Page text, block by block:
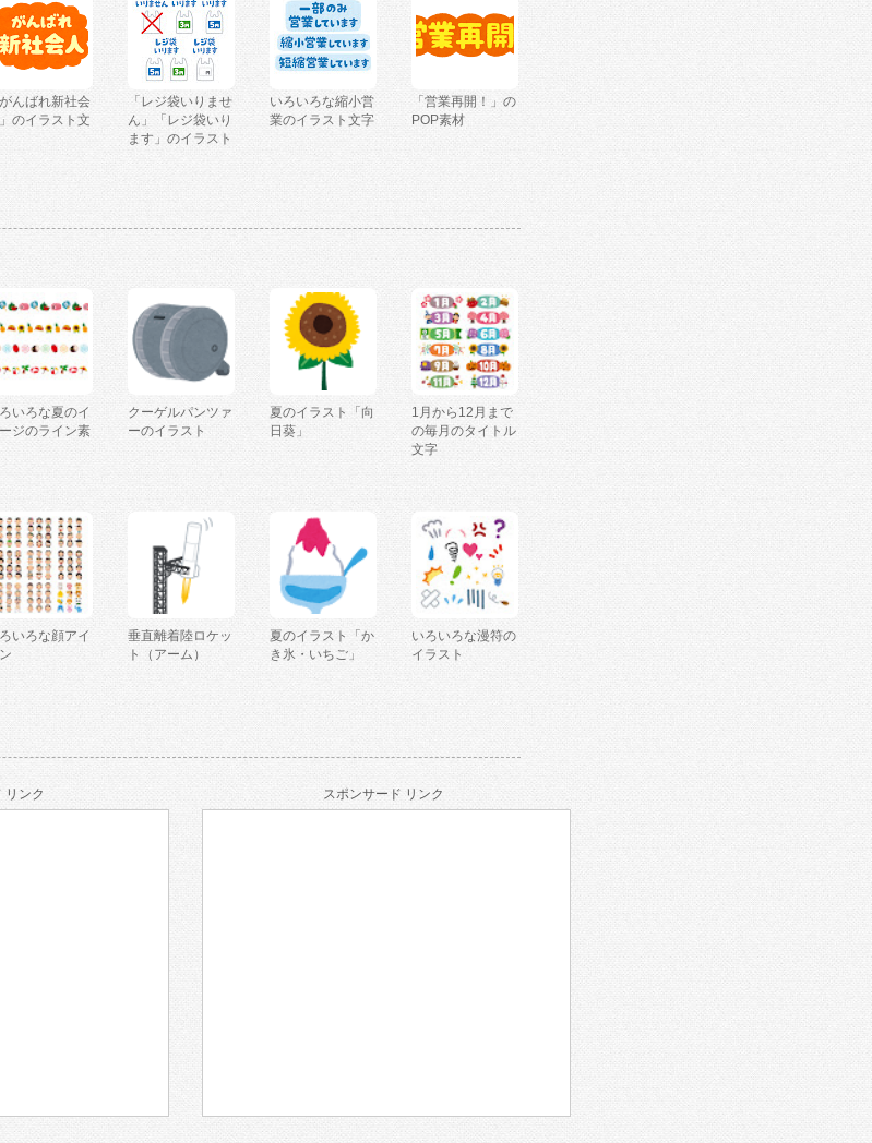
がんばれ新社会
のイラスト文
「レジ袋いりませ
ん」「レジ袋いり
ます」のイラスト
いろいろな縮小営
業のイラスト文字
「営業再開！」の
POP素材
いろな夏のイ
ジのライン素
クーゲルパンツァ
ーのイラスト
夏のイラスト「向
日葵」
1月から12月まで
の毎月のタイトル
文字
いろな顔アイ
垂直離着陸ロケッ
ト（アーム）
夏のイラスト「か
き氷・いちご」
いろいろな漫符の
イラスト
リンク スポンサード リンク